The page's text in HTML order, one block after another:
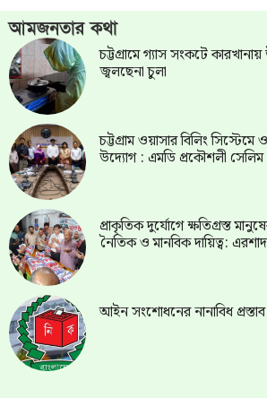
আমজনতার কথা
চট্টগ্রামে গ্যাস সংকটে
জ্বলছেনা চুলা
চট্টগ্রাম ওয়াসার বিলিং
উদ্যোগ : এমডি প্রকৌশলী
প্রাকৃতিক দুর্যোগে ক্ষতিগ্রস্ত
নৈতিক ও মানবিক দায়িত্ব:
আইন সংশোধনের নানাবিধ